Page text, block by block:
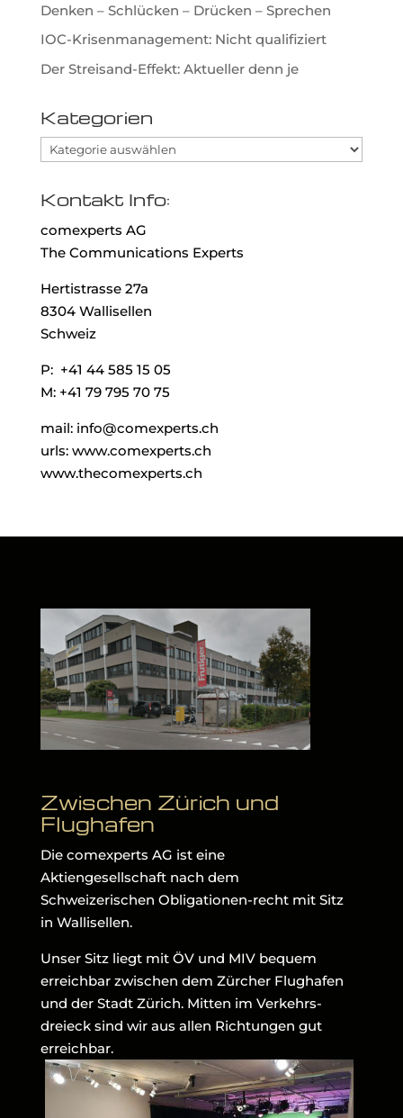
Denken – Schlücken – Drücken – Sprechen
IOC-Krisenmanagement: Nicht qualifiziert
Der Streisand-Effekt: Aktueller denn je
Kategorien
Kategorien
Kontakt Info:
comexperts AG
The Communications Experts
Hertistrasse 27a
8304 Wallisellen
Schweiz
P: +41 44 585 15 05
M: +41 79 795 70 75
mail: info@comexperts.ch
urls: www.comexperts.ch
www.thecomexperts.ch
Zwischen Zürich und
Flughafen
Die comexperts AG ist eine
Aktiengesellschaft nach dem
Schweizerischen Obligationen-recht mit Sitz
in Wallisellen.
Unser Sitz liegt mit ÖV und MIV bequem
erreichbar zwischen dem Zürcher Flughafen
und der Stadt Zürich. Mitten im Verkehrs-
dreieck sind wir aus allen Richtungen gut
erreichbar.